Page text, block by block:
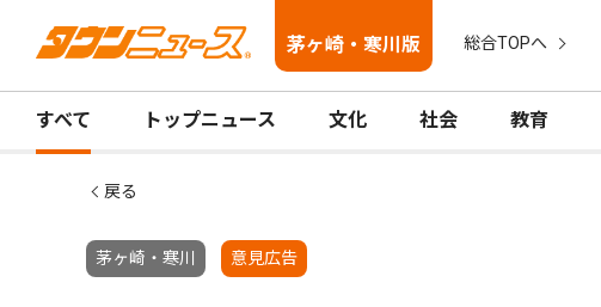
茅ヶ崎・寒川版 総合TOPへ
すべて トップニュース 文化 社会 教育
戻る
茅ヶ崎・寒川 意見広告